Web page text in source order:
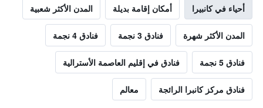
أحياء في كانبيرا أمكان إقامة بديلة المدن الأكثر شعبية
المدن الأكثر شهرة فنادق 3 نجمة فنادق 4 نجمة
فنادق 5 نجمة فنادق في إقليم العاصمة الأسترالية
فنادق مركز كانبرا الرائجة معالم